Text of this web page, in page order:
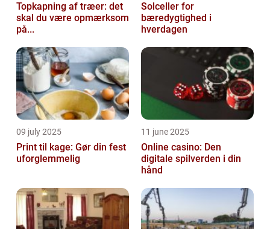
Topkapning af træer: det
skal du være opmærksom
på...
Solceller for
bæredygtighed i
hverdagen
09 july 2025
Print til kage: Gør din fest
uforglemmelig
11 june 2025
Online casino: Den
digitale spilverden i din
hånd